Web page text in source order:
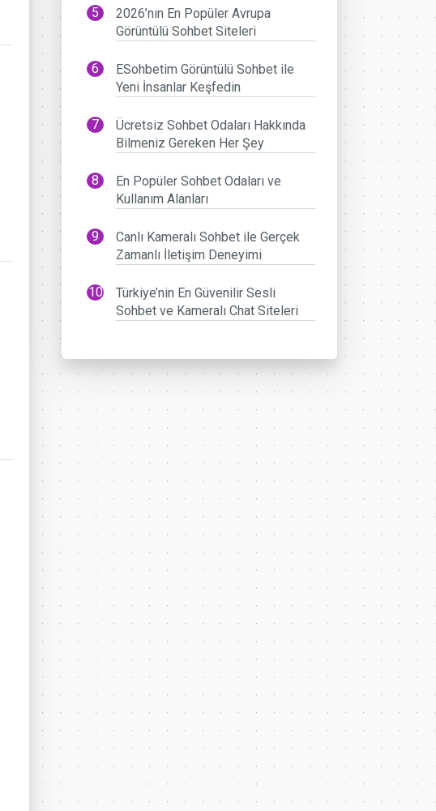
2026’nın En Popüler Avrupa
Görüntülü Sohbet Siteleri
ESohbetim Görüntülü Sohbet ile
Yeni İnsanlar Keşfedin
Ücretsiz Sohbet Odaları Hakkında
Bilmeniz Gereken Her Şey
En Popüler Sohbet Odaları ve
Kullanım Alanları
Canlı Kameralı Sohbet ile Gerçek
Zamanlı İletişim Deneyimi
Türkiye’nin En Güvenilir Sesli
Sohbet ve Kameralı Chat Siteleri